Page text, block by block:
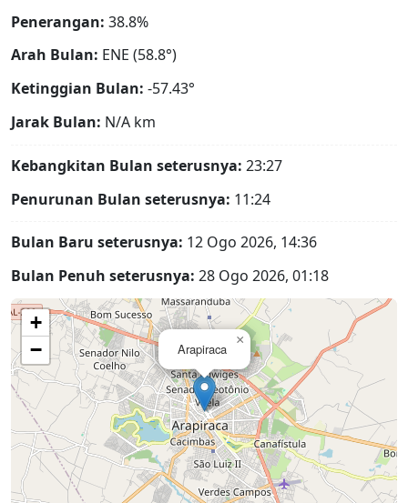
Penerangan: 38.8%
Arah Bulan: ENE (58.8°)
Ketinggian Bulan: -57.43°
Jarak Bulan: N/A km
Kebangkitan Bulan seterusnya: 23:27
Penurunan Bulan seterusnya: 11:24
Bulan Baru seterusnya: 12 Ogo 2026, 14:36
Bulan Penuh seterusnya: 28 Ogo 2026, 01:18
Arapiraca
×
+
−